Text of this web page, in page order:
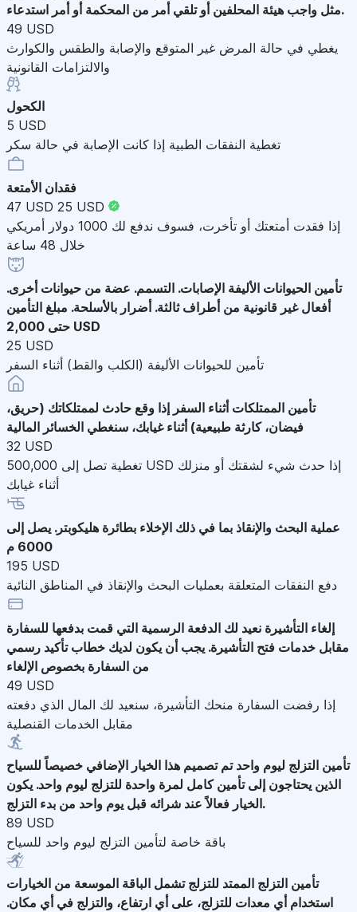
مثل واجب هيئة المحلفين أو تلقي أمر من المحكمة أو أمر استدعاء.
49 USD
يغطي في حالة المرض غير المتوقع والإصابة والطقس والكوارث
والالتزامات القانونية
الكحول
5 USD
تغطية النفقات الطبية إذا كانت الإصابة في حالة سكر
فقدان الأمتعة
47 USD 25 USD
إذا فقدت أمتعتك أو تأخرت، فسوف ندفع لك 1000 دولار أمريكي
خلال 48 ساعة
تأمين الحيوانات الأليفة الإصابات. التسمم. عضة من حيوانات أخرى.
أفعال غير قانونية من أطراف ثالثة. أضرار بالأسلحة. مبلغ التأمين
حتى 2,000 USD
25 USD
تأمين للحيوانات الأليفة (الكلب والقط) أثناء السفر
تأمين الممتلكات أثناء السفر إذا وقع حادث لممتلكاتك (حريق،
فيضان، كارثة طبيعية) أثناء غيابك، سنغطي الخسائر المالية
32 USD
تغطية تصل إلى 500,000 USD إذا حدث شيء لشقتك أو منزلك
أثناء غيابك
عملية البحث والإنقاذ بما في ذلك الإخلاء بطائرة هليكوبتر. يصل إلى
6000 م
195 USD
دفع النفقات المتعلقة بعمليات البحث والإنقاذ في المناطق النائية
إلغاء التأشيرة نعيد لك الدفعة الرسمية التي قمت بدفعها للسفارة
مقابل خدمات فتح التأشيرة. يجب أن يكون لديك خطاب تأكيد رسمي
من السفارة بخصوص الإلغاء
49 USD
إذا رفضت السفارة منحك التأشيرة، سنعيد لك المال الذي دفعته
مقابل الخدمات القنصلية
تأمين التزلج ليوم واحد تم تصميم هذا الخيار الإضافي خصيصاً للسياح
الذين يحتاجون إلى تأمين كامل لمرة واحدة للتزلج ليوم واحد. يكون
الخيار فعالاً عند شرائه قبل يوم واحد من بدء التزلج.
89 USD
باقة خاصة لتأمين التزلج ليوم واحد للسياح
تأمين التزلج الممتد للتزلج تشمل الباقة الموسعة من الخيارات
استخدام أي معدات للتزلج، على أي ارتفاع، والتزلج في أي مكان.